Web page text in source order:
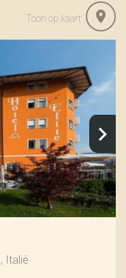
Toon op kaart
Italië